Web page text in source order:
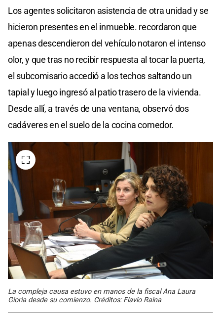
Los agentes solicitaron asistencia de otra unidad y se
hicieron presentes en el inmueble. recordaron que
apenas descendieron del vehículo notaron el intenso
olor, y que tras no recibir respuesta al tocar la puerta,
el subcomisario accedió a los techos saltando un
tapial y luego ingresó al patio trasero de la vivienda.
Desde allí, a través de una ventana, observó dos
cadáveres en el suelo de la cocina comedor.
La compleja causa estuvo en manos de la fiscal Ana Laura
Gioria desde su comienzo. Créditos: Flavio Raina